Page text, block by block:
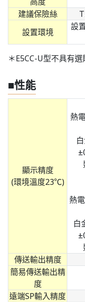
建議保險絲
設置環境
設
＊E5CC-U型不具有選
■性能
顯示精度
(環境溫度23℃)
熱
熱
白
傳送輸出精度
簡易傳送輸出精
度
遠端SP輸入精度